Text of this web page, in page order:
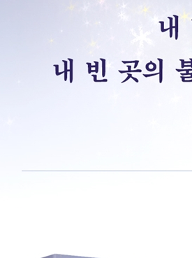
망의 부적 81
욕 지하철 85
다림의 다른 이름 86
도타기처럼 93